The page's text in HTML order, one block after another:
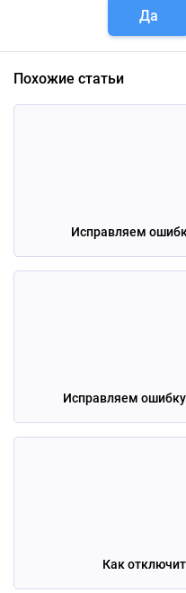
Да
Похожие статьи
Исправляем
Исправляем
Как